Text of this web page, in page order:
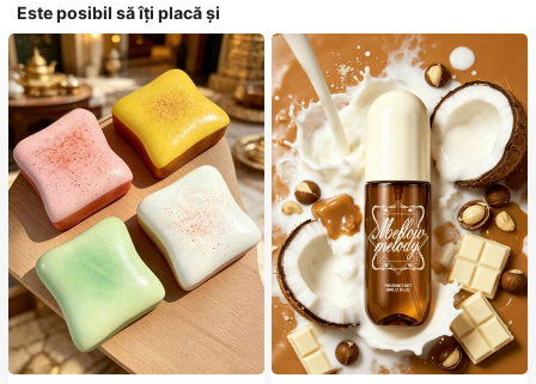
Este posibil să îți placă și